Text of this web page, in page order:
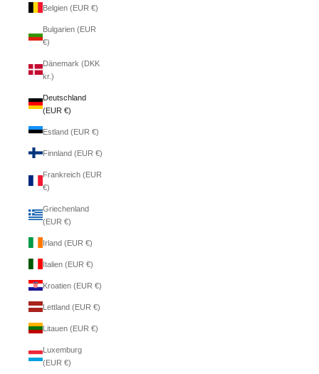
Belgien (EUR €)
Bulgarien (EUR
€)
Dänemark (DKK
kr.)
Deutschland
(EUR €)
Estland (EUR €)
Finnland (EUR €)
Frankreich (EUR
€)
Griechenland
(EUR €)
Irland (EUR €)
Italien (EUR €)
Kroatien (EUR €)
Lettland (EUR €)
Litauen (EUR €)
Luxemburg
(EUR €)